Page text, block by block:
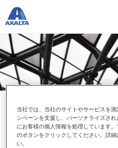
当社では、当社のサイトやサービスを
ンペーンを支援し、パーソナライズさ
にお客様の個人情報を処理しています
のボタンをクリックしてください。詳
い。